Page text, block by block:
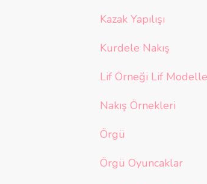
Kazak Yapılışı
Kurdele Nakış
Lif Örneği Lif
Nakış Örnekleri
Örgü
Örgü Oyuncaklar